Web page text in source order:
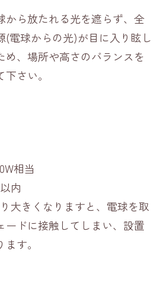
から放たれる光を遮らず、全
(電球からの光)が目に入り眩し
め、場所や高さのバランスを
さい。
相当
内
大きくなりますと、電球を取
ードに接触してしまい、設置
す。